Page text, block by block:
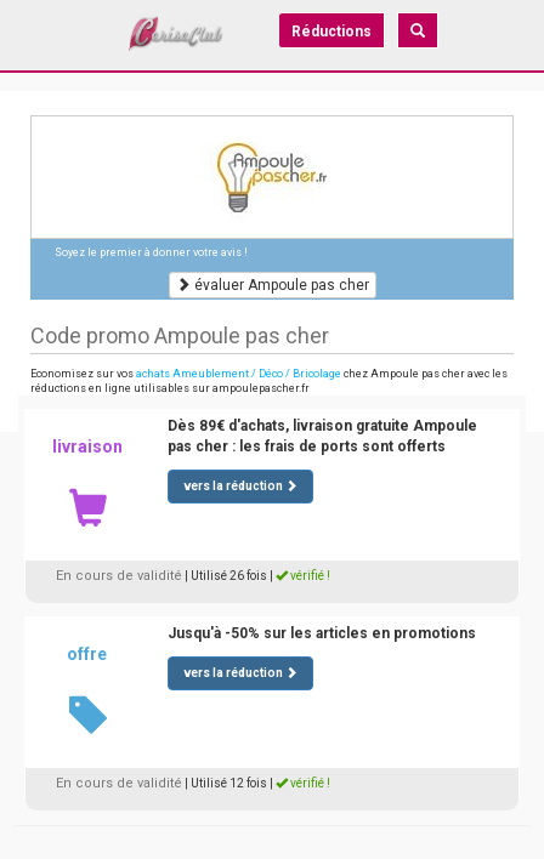
Réductions
Soyez le premier à donner votre avis !
évaluer Ampoule pas cher
Code promo Ampoule pas cher
Economisez sur vos achats Ameublement / Déco / Bricolage chez Ampoule pas cher avec les
réductions en ligne utilisables sur ampoulepascher.fr
livraison
Dès 89€ d'achats, livraison gratuite Ampoule
pas cher : les frais de ports sont offerts
vers la réduction
En cours de validité | Utilisé 26 fois vérifié !
offre
Jusqu'à -50% sur les articles en promotions
vers la réduction
En cours de validité | Utilisé 12 fois vérifié !